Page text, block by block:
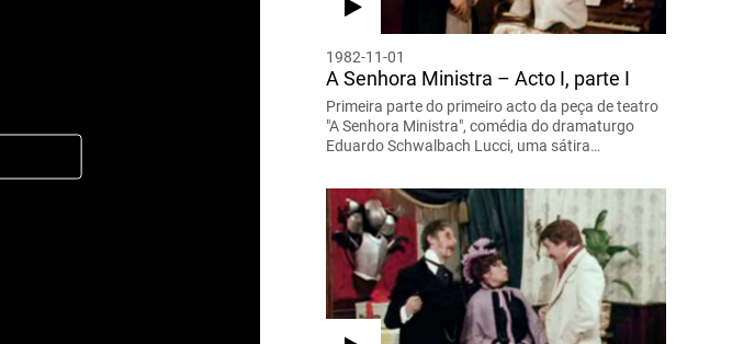
1982-11-01
A Senhora Ministra – Acto I, parte I
Primeira parte do primeiro acto da peça de teatro
"A Senhora Ministra", comédia do dramaturgo
Eduardo Schwalbach Lucci, uma sátira…